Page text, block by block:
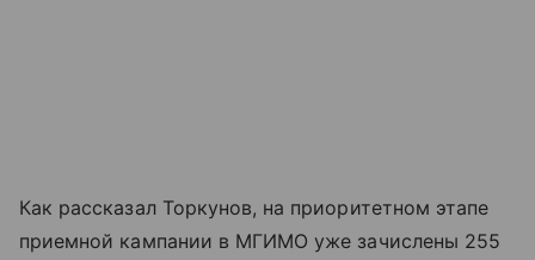
Как рассказал Торкунов, на приоритетном этапе
приемной кампании в МГИМО уже зачислены 255